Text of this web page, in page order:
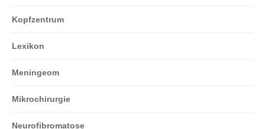
Kopfzentrum
Lexikon
Meningeom
Mikrochirurgie
Neurofibromatose